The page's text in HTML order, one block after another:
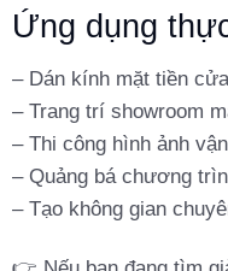
Ứng dụng
– Dán kính mặt tiền
– Trang trí showroom
– Thi công hình ảnh
– Quảng bá chương
– Tạo không gian